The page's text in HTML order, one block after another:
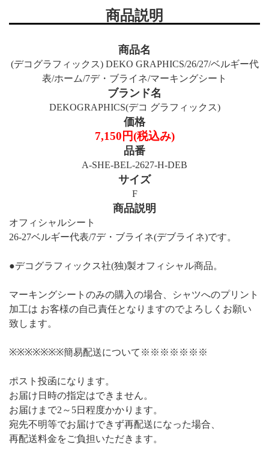
商品説明
商品名
(デコグラフィックス) DEKO GRAPHICS/26/27/ベルギー代
表/ホーム/7デ・ブライネ/マーキングシート
ブランド名
DEKOGRAPHICS(デコ グラフィックス)
価格
7,150円(税込み)
品番
A-SHE-BEL-2627-H-DEB
サイズ
F
商品説明
オフィシャルシート
26-27ベルギー代表/7デ・ブライネ(デブライネ)です。
●デコグラフィックス社(独)製オフィシャル商品。
マーキングシートのみの購入の場合、シャツへのプリント
加工は お客様の自己責任となりますのでよろしくお願い
致します。
※※※※※※※簡易配送について※※※※※※※
ポスト投函になります。
お届け日時の指定はできません。
お届けまで2～5日程度かかります。
宛先不明等でお届けできず再配送になった場合、
再配送料金をご負担いただきます。